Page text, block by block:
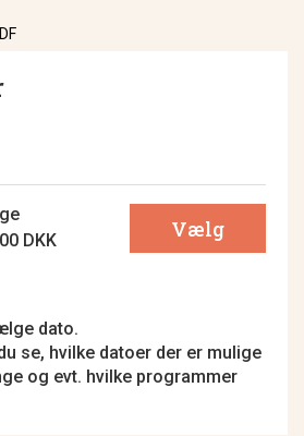
DKK
Vælg
dato.
se, hvilke datoer der er mulige
og evt. hvilke programmer